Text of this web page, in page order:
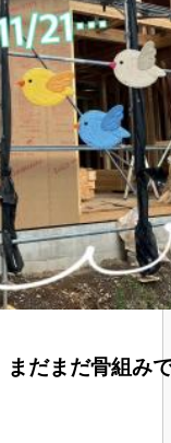
まだまだ骨組み